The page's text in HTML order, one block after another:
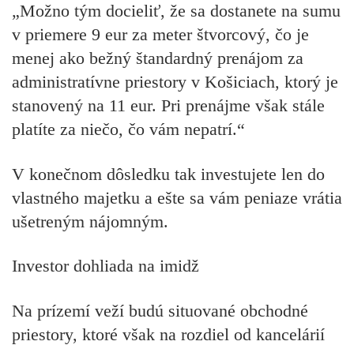
„Možno tým docieliť, že sa dostanete na sumu
v priemere 9 eur za meter štvorcový, čo je
menej ako bežný štandardný prenájom za
administratívne priestory v Košiciach, ktorý je
stanovený na 11 eur. Pri prenájme však stále
platíte za niečo, čo vám nepatrí.“
V konečnom dôsledku tak investujete len do
vlastného majetku a ešte sa vám peniaze vrátia
ušetreným nájomným.
Investor dohliada na imidž
Na prízemí veží budú situované obchodné
priestory, ktoré však na rozdiel od kancelárií